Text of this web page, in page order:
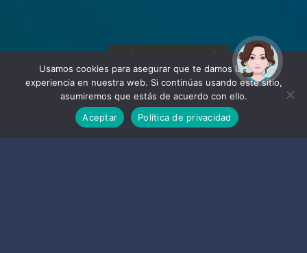
Usamos cookies para asegurar que te damos la mejor
experiencia en nuestra web. Si continúas usando este sitio,
asumiremos que estás de acuerdo con ello.
Aceptar
Política de privacidad
¡Hola! Soy Noy. ¿Puedo
ayudarte?